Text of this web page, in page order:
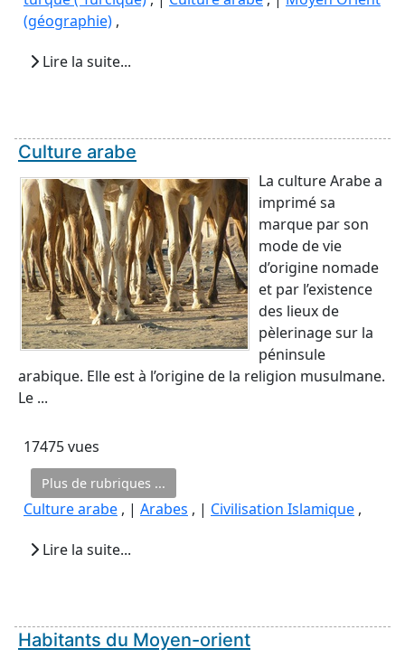
(géographie) ,
Lire la suite...
Culture arabe
La culture Arabe a
imprimé sa
marque par son
mode de vie
d’origine nomade
et par l’existence
des lieux de
pèlerinage sur la
péninsule
arabique. Elle est à l’origine de la religion musulmane.
Le ...
17475 vues
Plus de rubriques ...
Culture arabe , | Arabes , | Civilisation Islamique ,
Lire la suite...
Habitants du Moyen-orient